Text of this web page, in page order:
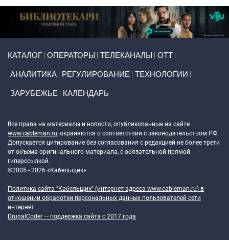
КАТАЛОГ ОПЕРАТОРЫ ТЕЛЕКАНАЛЫ ОТТ
АНАЛИТИКА РЕГУЛИРОВАНИЕ ТЕХНОЛОГИИ
ЗАРУБЕЖЬЕ КАЛЕНДАРЬ
Все права на материалы и новости, опубликованные на сайте
www.cableman.ru, охраняются в соответствии с законодательством РФ.
Допускается цитирование без согласования с редакцией не более трети
от объема оригинального материала, с обязательной прямой
гиперссылкой.
©2005 - 2026 «Кабельщик»
Политика сайта "Кабельщик" (интернет-адреса www.cableman.ru) в
отношении обработки персональных данных пользователей сети
интернет
DrupalCoder — поддержка сайта c 2017 года